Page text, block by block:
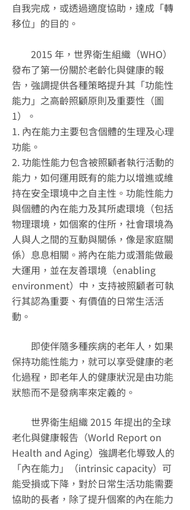
自我完成，或透過適度協助，達成「轉
移位」的目的。
2015 年，世界衛生組織（WHO）
發布了第一份關於老齡化與健康的報
告，強調提供各種策略提升其「功能性
能力」之高齡照顧原則及重要性（圖
1）。
1. 內在能力主要包含個體的生理及心理
功能。
2. 功能性能力包含被照顧者執行活動的
能力，如何運用既有的能力以增進或維
持在安全環境中之自主性。功能性能力
與個體的內在能力及其所處環境（包括
物理環境，如個案的住所，社會環境為
人與人之間的互動與關係，像是家庭關
係）息息相關。將內在能力或潛能做最
大運用，並在友善環境（enabling
environment）中，支持被照顧者可執
行其認為重要、有價值的日常生活活
動。
即使伴隨多種疾病的老年人，如果
保持功能性能力，就可以享受健康的老
化過程，即老年人的健康狀況是由功能
狀態而不是發病率來定義的。
世界衛生組織 2015 年提出的全球
老化與健康報告（World Report on
Health and Aging）強調老化導致人的
「內在能力」（intrinsic capacity）可
能受損或下降，對於日常生活功能需要
協助的長者，除了提升個案的內在能力